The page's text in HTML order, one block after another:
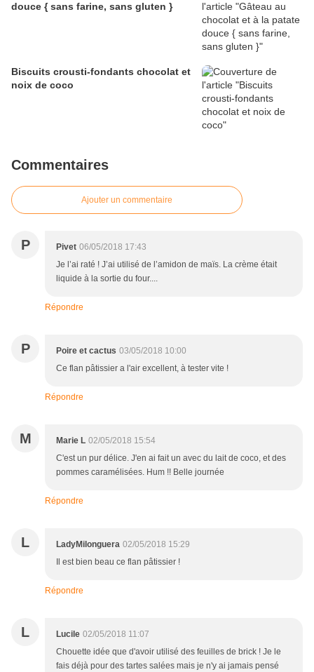
douce { sans farine, sans gluten }
Biscuits crousti-fondants chocolat et
noix de coco
Commentaires
Ajouter un commentaire
P Pivet 06/05/2018 17:43
Je l’ai raté ! J’ai utilisé de l’amidon de maïs. La crème était
liquide à la sortie du four....
Répondre
P Poire et cactus 03/05/2018 10:00
Ce flan pâtissier a l'air excellent, à tester vite !
Répondre
M Marie L 02/05/2018 15:54
C'est un pur délice. J'en ai fait un avec du lait de coco, et des
pommes caramélisées. Hum !! Belle journée
Répondre
L LadyMilonguera 02/05/2018 15:29
Il est bien beau ce flan pâtissier !
Répondre
L Lucile 02/05/2018 11:07
Chouette idée que d'avoir utilisé des feuilles de brick ! Je le
fais déjà pour des tartes salées mais je n'y ai jamais pensé